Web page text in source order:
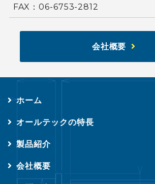
FAX：06-6753-2812
会社概要
ホーム
オールテックの特長
製品紹介
会社概要